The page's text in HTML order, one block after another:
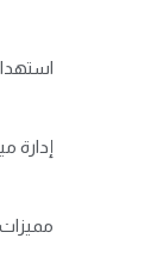
إدارة
مميزات